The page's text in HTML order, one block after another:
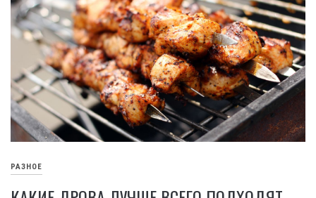
РАЗНОЕ